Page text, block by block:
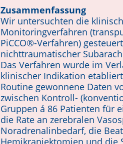
Zusammenfassung
Wir untersuchten die
Monitoringverfahren
PiCCO®-Verfahren)
nichttraumatischer
Das Verfahren wurde im
klinischer Indikation
Routine gewonnene Daten
zwi­schen Kontroll-
Gruppen á 86 Patienten für
die Rate an zerebralen
Norad­renalinbedarf, die
Hemikraniektomien und die